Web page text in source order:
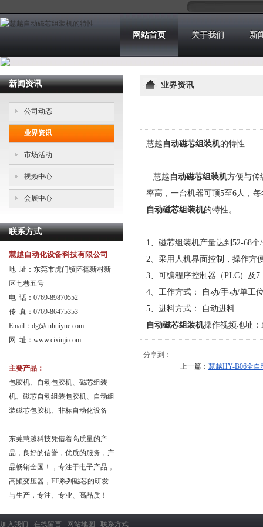
网站首页 关于我们 新
新闻资讯
公司动态
业界资讯
市场活动
视频中心
会展中心
联系方式
慧越自动化设备科技有限公司
地 址：东莞市虎门镇怀德新村新
区七巷五号
电 话：0769-89870552
传 真：0769-86475353
Email： dg@cnhuiyue.com
网 址：www.cixinji.com
主要产品：
包胶机、自动包胶机、磁芯组装
机、磁芯自动组装包胶机、自动组
装磁芯包胶机、非标自动化设备
东莞慧越科技凭借着高质量的产
品，良好的信誉，优质的服务，产
品畅销全国！，专注于电子产品，
高频变压器，EE系列磁芯的研发
与生产，专注、专业、高品质！
业界资讯
慧越 自动磁芯组装机的特性
慧越 自动磁芯组装机方便与传
率高，一台机器可顶5至6人，
自动磁芯组装机的特性。
1、磁芯组装机产量达到52-68
2、采用人机界面控制，操作方
3、可编程序控制器（PLC）及
4、工作方式： 自动/手动/单工
5、进料方式： 自动进料
自动磁芯组装机操作视频地址：
分享到：
上一篇： 慧越HY-B06全
加入我们 在线留言 网站地图 联系方式